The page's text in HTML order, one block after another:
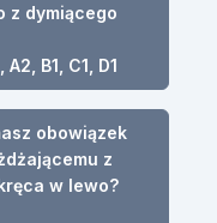
z dymiącego
B1, C1, D1
obowiązek
z
w lewo?